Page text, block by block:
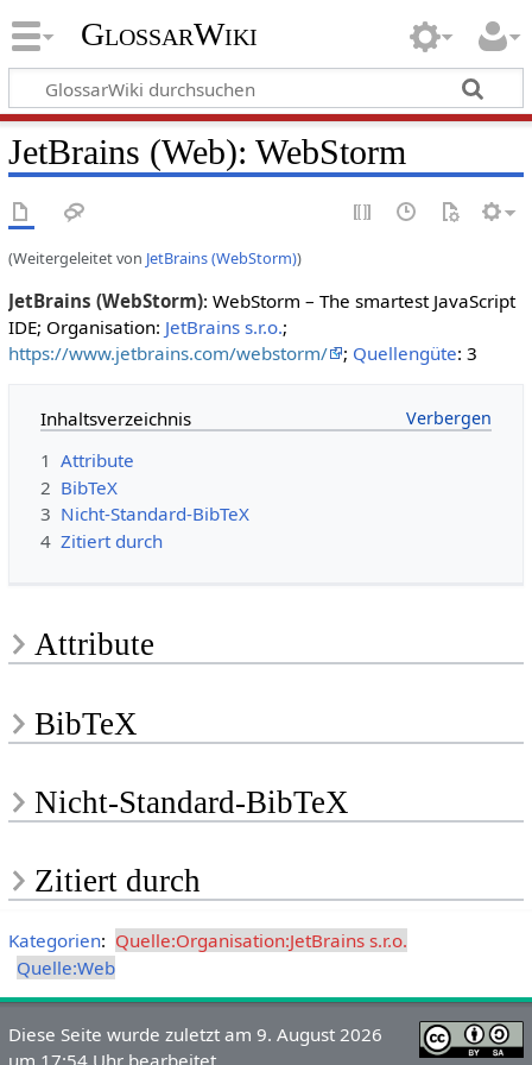
GlossarWiki
JetBrains (Web): WebStorm
(Weitergeleitet von JetBrains (WebStorm))
JetBrains (WebStorm): WebStorm – The smartest JavaScript
IDE; Organisation: JetBrains s.r.o.;
https://www.jetbrains.com/webstorm/
; Quellengüte: 3
Inhaltsverzeichnis
1 Attribute
2 BibTeX
3 Nicht-Standard-BibTeX
4 Zitiert durch
Attribute
BibTeX
Nicht-Standard-BibTeX
Zitiert durch
Kategorien: Quelle:Organisation:JetBrains s.r.o.
Quelle:Web
Diese Seite wurde zuletzt am 9. August 2026
um 17:54 Uhr bearbeitet.